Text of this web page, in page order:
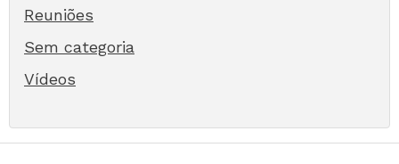
Reuniões
Sem categoria
Vídeos